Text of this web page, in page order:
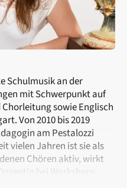
Schulmusik an der
mit Schwerpunkt auf
Chorleitung sowie Englisch
Von 2010 bis 2019
am Pestalozzi
vielen Jahren ist sie als
Chören aktiv, wirkt
bei Workshops